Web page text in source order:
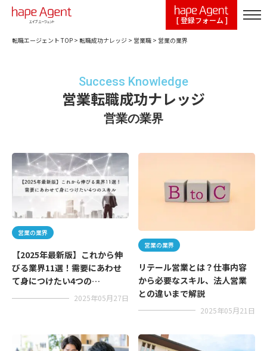
[ 登録フォーム ]
転職エージェント TOP > 転職成功ナレッジ > 営業職 > 営業の業界
Success Knowledge
営業転職成功ナレッジ
営業の業界
営業の業界
【2025年最新版】これから伸
びる業界11選！需要にあわせ
て身につけたい4つの…
2025年05月27日
営業の業界
リテール営業とは？仕事内容
から必要なスキル、法人営業
との違いまで解説
2025年05月21日